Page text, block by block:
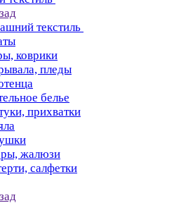
текстиль
коврики
пледы
белье
прихватки
жалюзи
салфетки